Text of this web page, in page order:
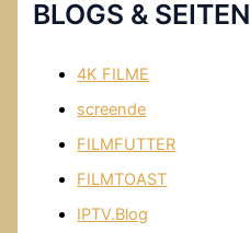
BLOGS & SEITEN
4K FILME
screende
FILMFUTTER
FILMTOAST
IPTV.Blog